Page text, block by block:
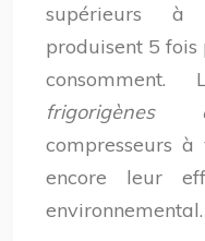
supérieurs à
produisent 5 fois
consomment.
frigorigènes
compresseurs
encore leur
environnemental.